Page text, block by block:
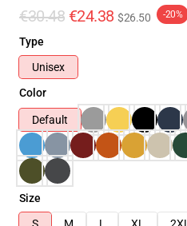
€30.48 €24.38 $26.50 -20%
Type
Unisex
Color
Default
Size